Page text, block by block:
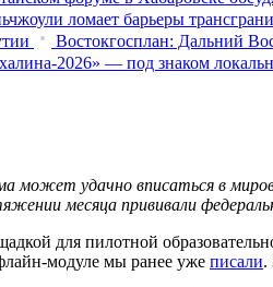
ломает барьеры
Востокгосплан: Дальний
2026» — под знаком
может удачно вписаться в
месяца прививали
для пилотной
модуле мы ранее уже писали.